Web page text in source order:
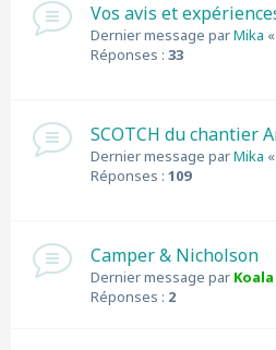
Vos avis et
Dernier message parMika «
Réponses : 33
SCOTCH du chantier
Dernier message parMika «
Réponses : 109
Camper & Nicholson
Dernier message par Koala
Réponses : 2